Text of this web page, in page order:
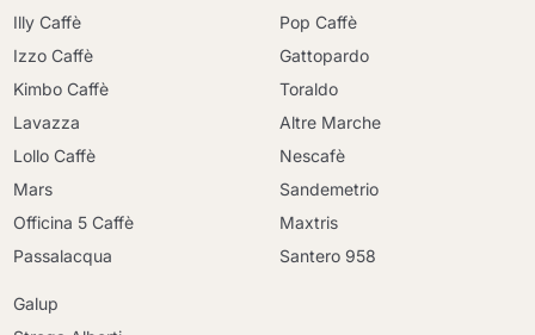
Continua a fare acquisti
Continua a fare acquisti
Illy Caffè
Izzo Caffè
Kimbo Caffè
Lavazza
Lollo Caffè
Mars
Officina 5 Caffè
Passalacqua
Pop Caffè
Gattopardo
Toraldo
Altre Marche
Nescafè
Sandemetrio
Maxtris
Santero 958
Galup